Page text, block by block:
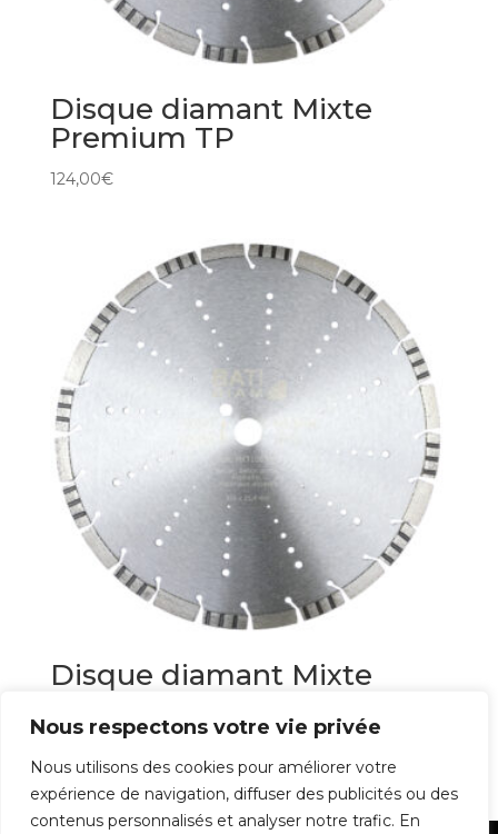
Nous respectons votre vie privée
Nous utilisons des cookies pour améliorer votre
expérience de navigation, diffuser des publicités ou des
contenus personnalisés et analyser notre trafic. En
Disque diamant Mixte
Premium TP
124,00€
Disque diamant Mixte